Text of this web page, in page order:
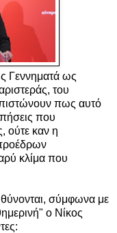
Γεννηματά ως
του
πως αυτό
που
ούτε καν η
κλίμα που
σύμφωνα με
ο Νίκος